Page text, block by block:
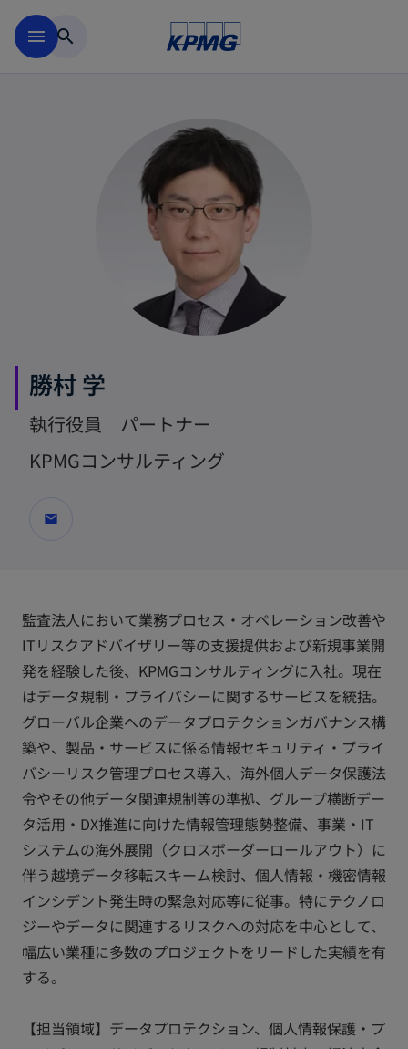
menu search
勝村 学
執行役員 パートナー
KPMGコンサルティング
mail
監査法人において業務プロセス・オペレーション改善や
ITリスクアドバイザリー等の支援提供および新規事業開
発を経験した後、KPMGコンサルティングに入社。現在
はデータ規制・プライバシーに関するサービスを統括。
グローバル企業へのデータプロテクションガバナンス構
築や、製品・サービスに係る情報セキュリティ・プライ
バシーリスク管理プロセス導入、海外個人データ保護法
令やその他データ関連規制等の準拠、グループ横断デー
タ活用・DX推進に向けた情報管理態勢整備、事業・IT
システムの海外展開（クロスボーダーロールアウト）に
伴う越境データ移転スキーム検討、個人情報・機密情報
インシデント発生時の緊急対応等に従事。特にテクノロ
ジーやデータに関連するリスクへの対応を中心として、
幅広い業種に多数のプロジェクトをリードした実績を有
する。
【担当領域】データプロテクション、個人情報保護・プ